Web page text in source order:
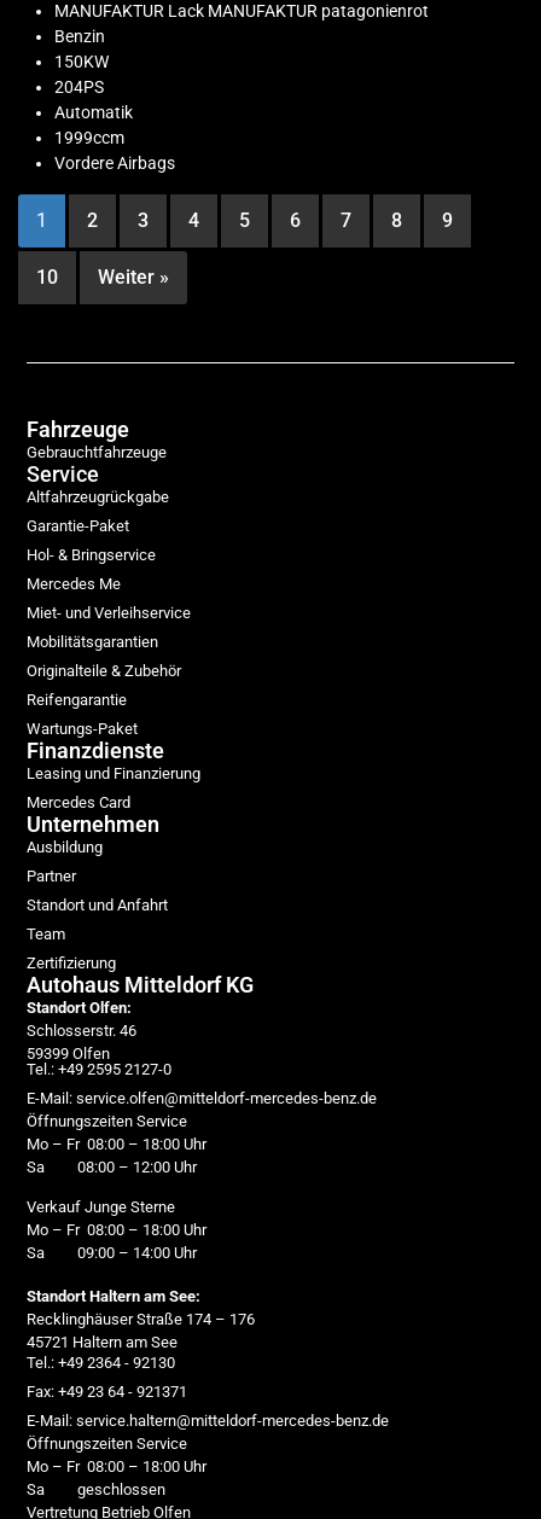
MANUFAKTUR Lack MANUFAKTUR patagonienrot
Benzin
150KW
204PS
Automatik
1999ccm
Vordere Airbags
1 2 3 4 5 6 7 8 9
10 Weiter »
Fahrzeuge
Gebrauchtfahrzeuge
Service
Altfahrzeugrückgabe
Garantie-Paket
Hol- & Bringservice
Mercedes Me
Miet- und Verleihservice
Mobilitätsgarantien
Originalteile & Zubehör
Reifengarantie
Wartungs-Paket
Finanzdienste
Leasing und Finanzierung
Mercedes Card
Unternehmen
Ausbildung
Partner
Standort und Anfahrt
Team
Zertifizierung
Autohaus Mitteldorf KG
Standort Olfen:
Schlosserstr. 46
59399 Olfen
Tel.: +49 2595 2127-0
E-Mail: service.olfen@mitteldorf-mercedes-benz.de
Öffnungszeiten Service
Mo – Fr 08:00 – 18:00 Uhr
Sa 08:00 – 12:00 Uhr
Verkauf Junge Sterne
Mo – Fr 08:00 – 18:00 Uhr
Sa 09:00 – 14:00 Uhr
Standort Haltern am See:
Recklinghäuser Straße 174 – 176
45721 Haltern am See
Tel.: +49 2364 - 92130
Fax: +49 23 64 - 921371
E-Mail: service.haltern@mitteldorf-mercedes-benz.de
Öffnungszeiten Service
Mo – Fr 08:00 – 18:00 Uhr
Sa geschlossen
Vertretung Betrieb Olfen